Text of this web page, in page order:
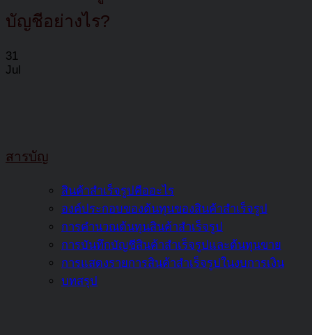
บัญชีอย่างไร?
31
Jul
สารบัญ
สินค้าสำเร็จรูปคืออะไร
องค์ประกอบของต้นทุนของสินค้าสำเร็จรูป
การคำนวณต้นทุนสินค้าสำเร็จรูป
การบันทึกบัญชีสินค้าสำเร็จรูปและต้นทุนขาย
การแสดงรายการสินค้าสำเร็จรูปในงบการเงิน
บทสรุป